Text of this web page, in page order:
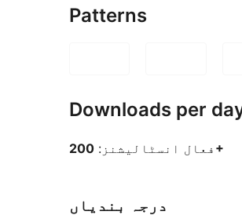
Patterns
Downloads per
فعال انسٹالیشنز: 200+
درجہ بندیاں